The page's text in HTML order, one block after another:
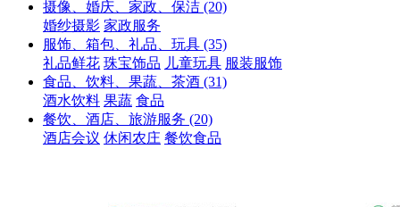
摄像、婚庆、家政、保洁 (20)
婚纱摄影 家政服务
服饰、箱包、礼品、玩具 (35)
礼品鲜花 珠宝饰品 儿童玩具 服装服饰
食品、饮料、果蔬、茶酒 (31)
酒水饮料 果蔬 食品
餐饮、酒店、旅游服务 (20)
酒店会议 休闲农庄 餐饮食品